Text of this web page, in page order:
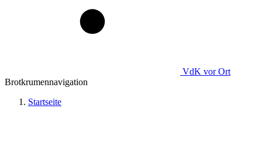
VdK vor Ort
Brotkrumennavigation
Startseite